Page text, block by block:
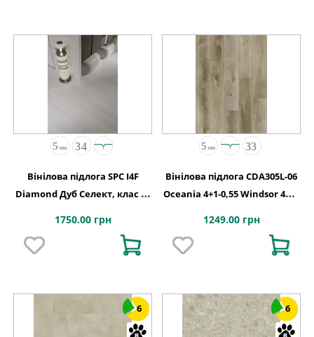
Вінілова підлога SPC I4F
Diamond Дуб Селект, клас 34
1750.00 грн
Вінілова підлога CDA305L-06
Oceania 4+1-0,55 Windsor 4MV
1249.00 грн
6 6